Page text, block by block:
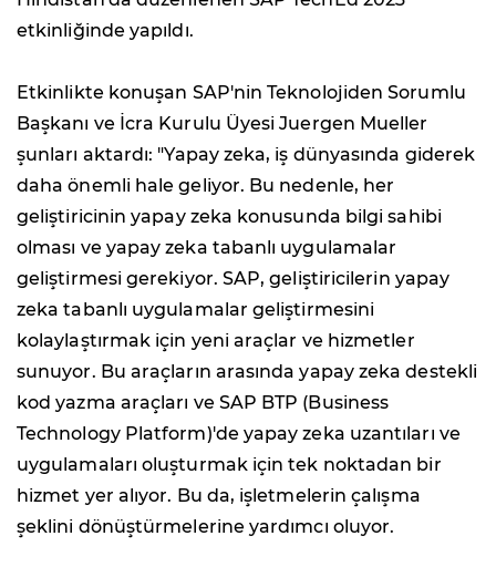
etkinliğinde yapıldı.
Etkinlikte konuşan SAP'nin Teknolojiden Sorumlu
Başkanı ve İcra Kurulu Üyesi Juergen Mueller
şunları aktardı: "Yapay zeka, iş dünyasında giderek
daha önemli hale geliyor. Bu nedenle, her
geliştiricinin yapay zeka konusunda bilgi sahibi
olması ve yapay zeka tabanlı uygulamalar
geliştirmesi gerekiyor. SAP, geliştiricilerin yapay
zeka tabanlı uygulamalar geliştirmesini
kolaylaştırmak için yeni araçlar ve hizmetler
sunuyor. Bu araçların arasında yapay zeka destekli
kod yazma araçları ve SAP BTP (Business
Technology Platform)'de yapay zeka uzantıları ve
uygulamaları oluşturmak için tek noktadan bir
hizmet yer alıyor. Bu da, işletmelerin çalışma
şeklini dönüştürmelerine yardımcı oluyor.